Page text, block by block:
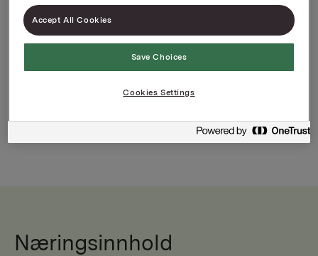
Kan serveres som den er eller videreutvikles etter
egen smak
Næringsinnhold
Accept All Cookies
Save Choices
Cookies Settings